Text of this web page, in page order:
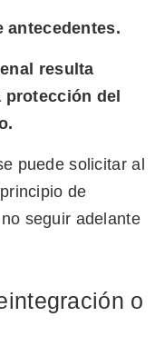
antecedentes.
resulta
del
puede solicitar al
de
seguir adelante
o